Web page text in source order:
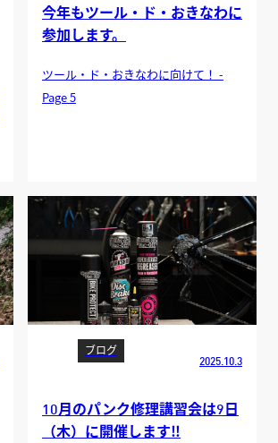
今年もツール・ド・おきなわに
参加します。
ツール・ド・おきなわに向けて！ -
Page 5
ブログ
2025.10.3
10月のパンク修理講習会は9日
（木）に開催します‼️